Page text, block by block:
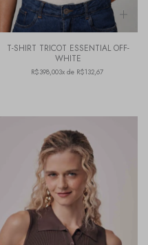
T-SHIRT TRICOT ESSENTIAL OFF-
WHITE
R$398,003x de R$132,67